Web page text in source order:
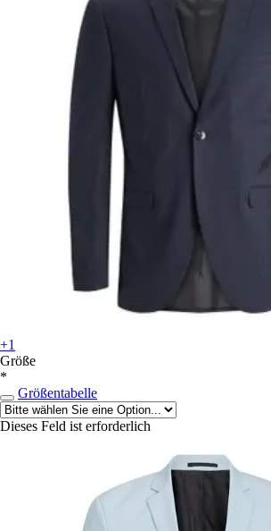
+1
Größe
*
Größentabelle
Dieses Feld ist erforderlich